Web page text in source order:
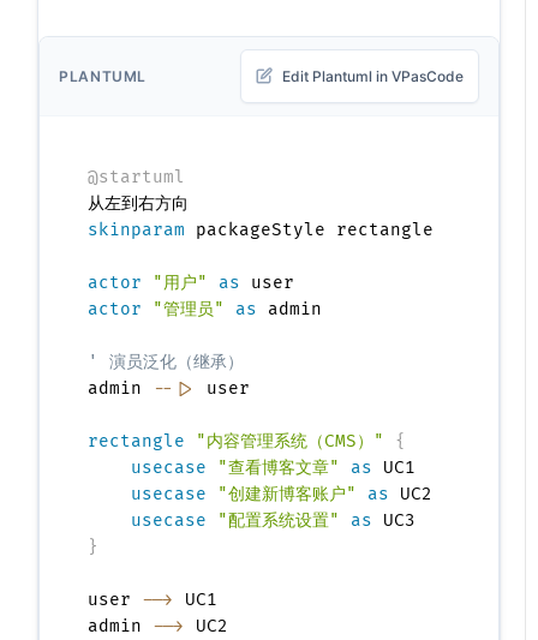
PLANTUML Edit Plantuml in VPasCode
@startuml
skinparam packageStyle rectangle
actor "用户" as
actor
"管理员" as admin
' 演员泛化（继承）
admin
--|> user
rectangle "内容管理系统（CMS）"
{
usecase
"查看博客文章" as UC1
usecase
"创建新博客账户" as UC2
usecase
"配置系统设置" as
}
user -->
UC1
admin -->
UC2